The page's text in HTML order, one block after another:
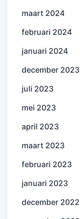
maart 2024
februari 2024
januari 2024
december 2023
juli 2023
mei 2023
april 2023
maart 2023
februari 2023
januari 2023
december 2022